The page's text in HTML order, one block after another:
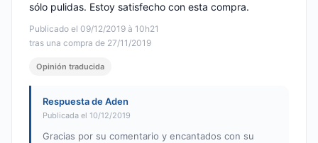
Publicado el 09/12/2019 à 10h21
tras una compra de 27/11/2019
sólo pulidas. Estoy satisfecho con esta compra.
Opinión traducida
Respuesta de Aden
Publicada el 10/12/2019
Gracias por su comentario y encantados con su